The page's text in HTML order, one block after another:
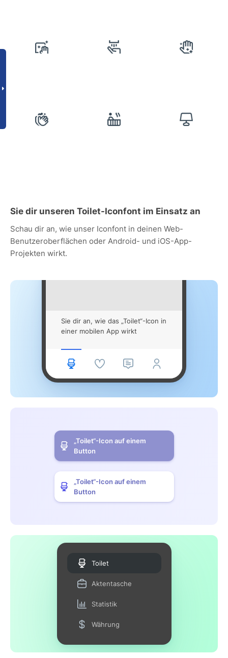
Sie dir unseren Toilet-Iconfont im Einsatz an
Schau dir an, wie unser Iconfont in deinen Web-
Benutzeroberflächen oder Android- und iOS-App-
Projekten wirkt.
Sie dir an, wie das „Toilet“-Icon in
einer mobilen App wirkt
„Toilet“-Icon auf einem
Button
„Toilet“-Icon auf einem
Button
Toilet
Aktentasche
Statistik
Währung